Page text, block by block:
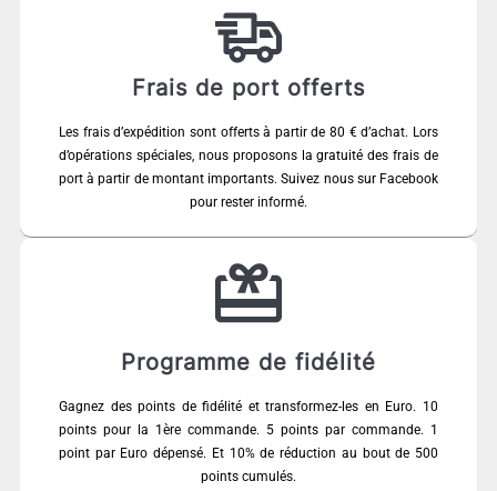
Frais de port offerts
Les frais d’expédition sont offerts à partir de 80 € d’achat. Lors
d’opérations spéciales, nous proposons la gratuité des frais de
port à partir de montant importants. Suivez nous sur Facebook
pour rester informé.
Programme de fidélité
Gagnez des points de fidélité et transformez-les en Euro. 10
points pour la 1ère commande. 5 points par commande. 1
point par Euro dépensé. Et 10% de réduction au bout de 500
points cumulés.